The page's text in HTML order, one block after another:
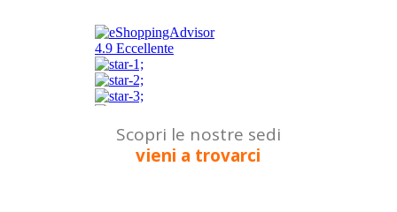
Scopri le nostre sedi
vieni a trovarci